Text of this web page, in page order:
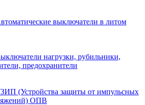
выключатели в литом
нагрузки, рубильники,
предохранители
(Устройства защиты от импульсных
ОПВ